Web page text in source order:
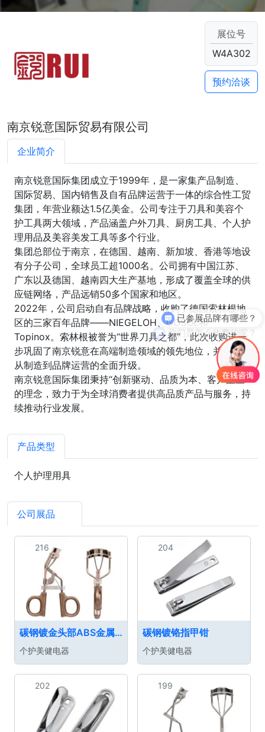
南京锐意国际贸易有限公司
展位号
W4A302
预约洽谈
企业简介
南京锐意国际集团成立于1999年，是一家集产品制造、
国际贸易、国内销售及自有品牌运营于一体的综合性工贸
集团，年营业额达1.5亿美金。公司专注于刀具和美容个
护工具两大领域，产品涵盖户外刀具、厨房工具、个人护
理用品及美容美发工具等多个行业。
集团总部位于南京，在德国、越南、新加坡、香港等地设
有分子公司，全球员工超1000名。公司拥有中国江苏、
广东以及德国、越南四大生产基地，形成了覆盖全球的供
应链网络，产品远销50多个国家和地区。
2022年，公司启动自有品牌战略，收购了德国索林根地
区的三家百年品牌——NIEGELOH、GOSOL和
Topinox。索林根被誉为“世界刀具之都”，此次收购进一
步巩固了南京锐意在高端制造领域的领先地位，并实现了
从制造到品牌运营的全面升级。
南京锐意国际集团秉持“创新驱动、品质为本、客户至上”
的理念，致力于为全球消费者提供高品质产品与服务，持
续推动行业发展。
产品类型
个人护理用具
公司展品
216
碳钢镀金头部ABS金属色珠光注塑柄睫毛夹
个护美健电器
204
碳钢镀铬指甲钳
个护美健电器
202 199
已参展品牌有哪些？
你们是怎么收费的呢？